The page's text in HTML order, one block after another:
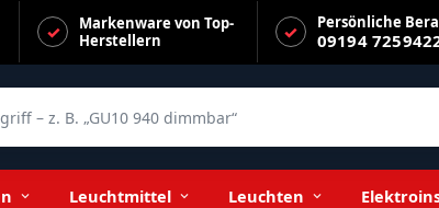
Markenware von Top-
Herstellern
Persönliche
09194
Leuchtmittel Leuchten